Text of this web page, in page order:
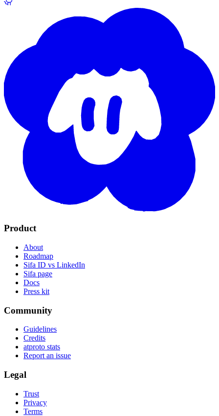
Product
About
Roadmap
Sifa ID vs LinkedIn
Sifa page
Docs
Press kit
Community
Guidelines
Credits
atproto stats
Report an issue
Legal
Trust
Privacy
Terms